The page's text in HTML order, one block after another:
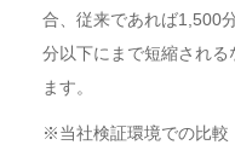
合、従来であれば1,500
分以下にまで短縮され
ます。
※当社検証環境での比較